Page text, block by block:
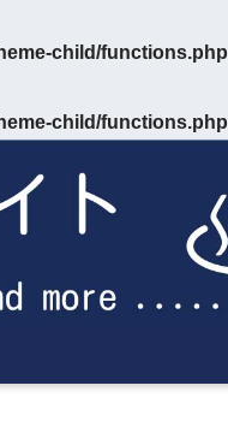
child/functions.php
child/functions.php